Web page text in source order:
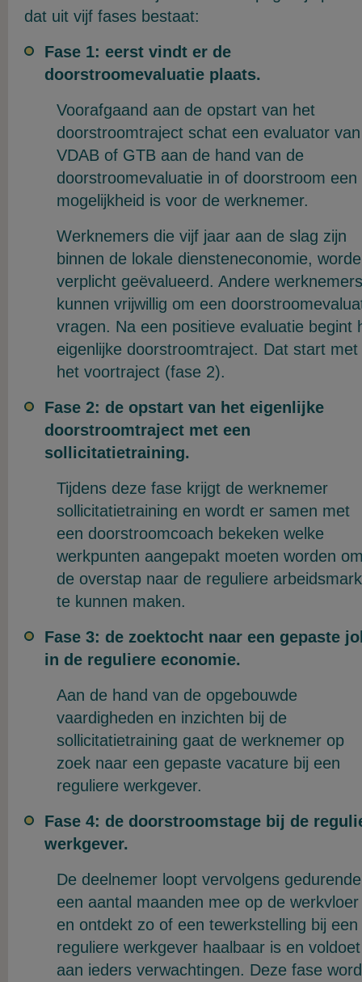
dat uit vijf fases bestaat:
Fase 1: eerst vindt er de
doorstroomevaluatie plaats.
Voorafgaand aan de opstart van het
doorstroomtraject schat een evaluator van
VDAB of GTB aan de hand van de
doorstroomevaluatie in of doorstroom een
mogelijkheid is voor de werknemer.
Werknemers die vijf jaar aan de slag zijn
binnen de lokale diensteneconomie,
verplicht geëvalueerd. Andere werknemers
kunnen vrijwillig om een
vragen. Na een positieve evaluatie begint
eigenlijke doorstroomtraject. Dat start met
het voortraject (fase 2).
Fase 2: de opstart van het eigenlijke
doorstroomtraject met een
sollicitatietraining.
Tijdens deze fase krijgt de werknemer
sollicitatietraining en wordt er samen met
een doorstroomcoach bekeken welke
werkpunten aangepakt moeten worden
de overstap naar de reguliere
te kunnen maken.
Fase 3: de zoektocht naar een gepaste
in de reguliere economie.
Aan de hand van de opgebouwde
vaardigheden en inzichten bij de
sollicitatietraining gaat de werknemer op
zoek naar een gepaste vacature bij een
reguliere werkgever.
Fase 4: de doorstroomstage bij de
werkgever.
De deelnemer loopt vervolgens gedurende
een aantal maanden mee op de werkvloer
en ontdekt zo of een tewerkstelling bij een
reguliere werkgever haalbaar is en voldoet
aan ieders verwachtingen. Deze fase